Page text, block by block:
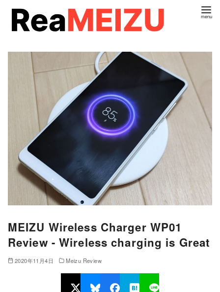
MEIZU Wireless Charger WP01
Review - Wireless charging is Great
2020年11月4日 Meizu Review